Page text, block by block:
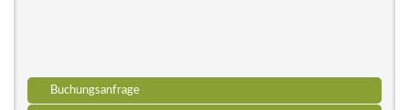
Buchungsanfrage